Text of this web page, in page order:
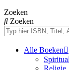
Zoeken
Zoeken
Alle Boeken
Religie